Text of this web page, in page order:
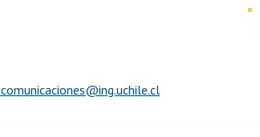
comunicaciones@ing.uchile.cl